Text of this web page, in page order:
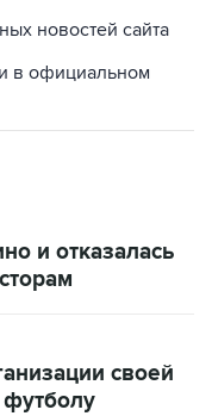
новостей сайта
в официальном
и отказалась
своей